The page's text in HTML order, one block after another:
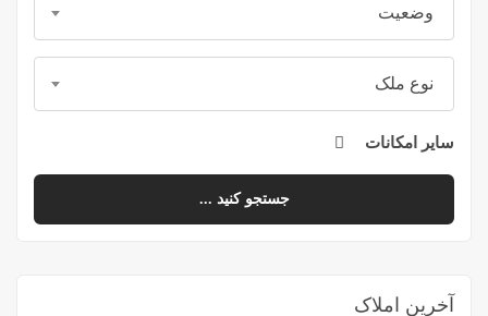
وضعیت
نوع ملک
سایر امکانات
جستجو کنید ...
آخرین املاک